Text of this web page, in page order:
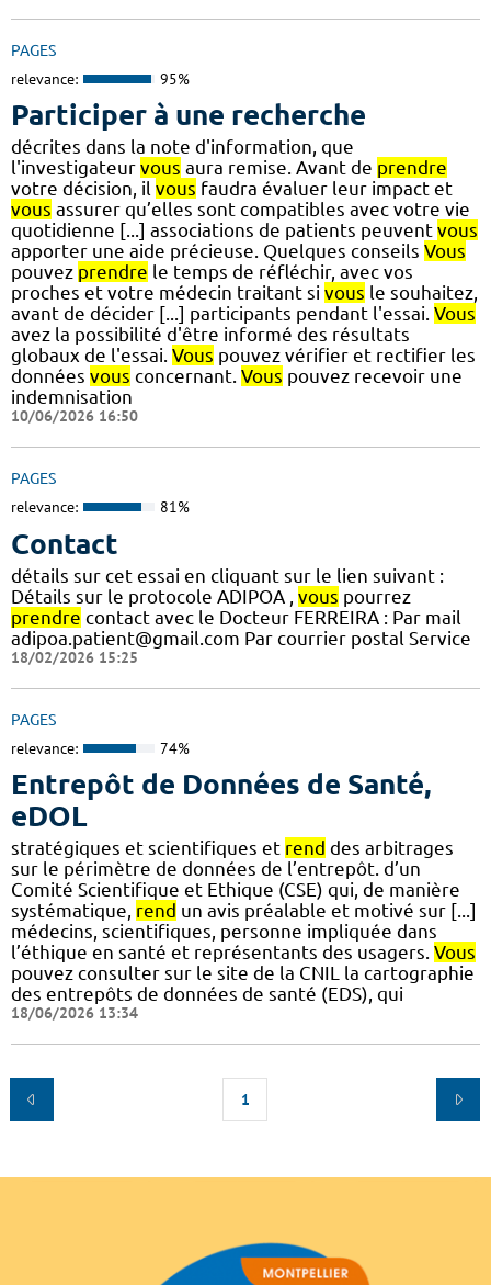
PAGES
relevance: 95%
Participer à une recherche
décrites dans la note d'information, que
l'investigateur vous aura remise. Avant de prendre
votre décision, il vous faudra évaluer leur impact et
vous assurer qu’elles sont compatibles avec votre vie
quotidienne [...] associations de patients peuvent vous
apporter une aide précieuse. Quelques conseils Vous
pouvez prendre le temps de réfléchir, avec vos
proches et votre médecin traitant si vous le souhaitez,
avant de décider [...] participants pendant l'essai. Vous
avez la possibilité d'être informé des résultats
globaux de l'essai. Vous pouvez vérifier et rectifier les
données vous concernant. Vous pouvez recevoir une
indemnisation
10/06/2026 16:50
PAGES
relevance: 81%
Contact
détails sur cet essai en cliquant sur le lien suivant :
Détails sur le protocole ADIPOA , vous pourrez
prendre contact avec le Docteur FERREIRA : Par mail
adipoa.patient@gmail.com Par courrier postal Service
18/02/2026 15:25
PAGES
relevance: 74%
Entrepôt de Données de Santé,
eDOL
stratégiques et scientifiques et rend des arbitrages
sur le périmètre de données de l’entrepôt. d’un
Comité Scientifique et Ethique (CSE) qui, de manière
systématique, rend un avis préalable et motivé sur [...]
médecins, scientifiques, personne impliquée dans
l’éthique en santé et représentants des usagers. Vous
pouvez consulter sur le site de la CNIL la cartographie
des entrepôts de données de santé (EDS), qui
18/06/2026 13:34
1